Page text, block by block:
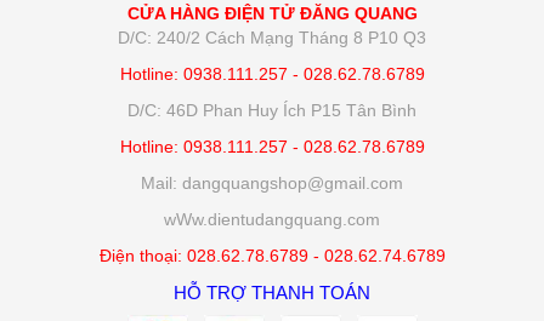
CỬA HÀNG ĐIỆN TỬ ĐĂNG QUANG
D/C: 240/2 Cách Mạng Tháng 8 P10 Q3
Hotline: 0938.111.257 - 028.62.78.6789
D/C: 46D Phan Huy Ích P15 Tân Bình
Hotline: 0938.111.257 - 028.62.78.6789
Mail: dangquangshop@gmail.com
wWw.dientudangquang.com
Điện thoại: 028.62.78.6789 - 028.62.74.6789
HỖ TRỢ THANH TOÁN